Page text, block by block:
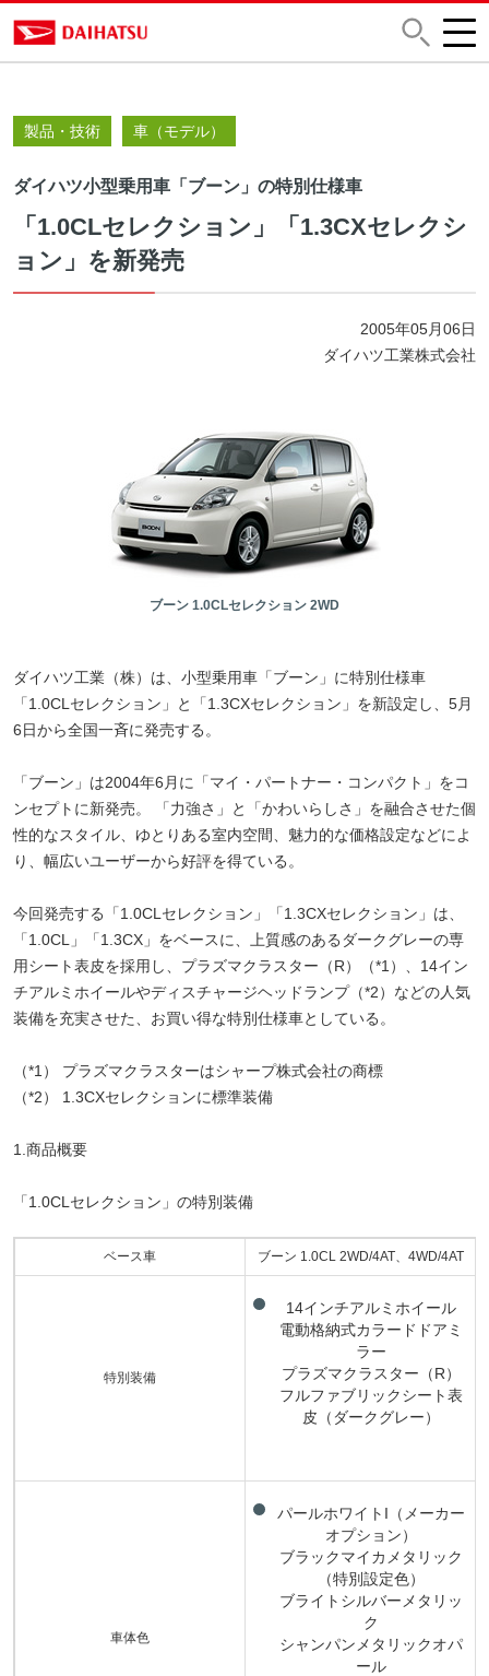
製品・技術 車（モデル）
ダイハツ小型乗用車「ブーン」の特別仕様車
「1.0CLセレクション」「1.3CXセレクシ
ョン」を新発売
2005年05月06日
ダイハツ工業株式会社
ブーン 1.0CLセレクション 2WD
ダイハツ工業（株）は、小型乗用車「ブーン」に特別仕様車
「1.0CLセレクション」と「1.3CXセレクション」を新設定し、5月
6日から全国一斉に発売する。
「ブーン」は2004年6月に「マイ・パートナー・コンパクト」をコ
ンセプトに新発売。 「力強さ」と「かわいらしさ」を融合させた個
性的なスタイル、ゆとりある室内空間、魅力的な価格設定などによ
り、幅広いユーザーから好評を得ている。
今回発売する「1.0CLセレクション」「1.3CXセレクション」は、
「1.0CL」「1.3CX」をベースに、上質感のあるダークグレーの専
用シート表皮を採用し、プラズマクラスター（R）（*1）、14イン
チアルミホイールやディスチャージヘッドランプ（*2）などの人気
装備を充実させた、お買い得な特別仕様車としている。
（*1） プラズマクラスターはシャープ株式会社の商標
（*2） 1.3CXセレクションに標準装備
1.商品概要
「1.0CLセレクション」の特別装備
ベース車 ブーン 1.0CL 2WD/4AT、4WD/4AT
特別装備
14インチアルミホイール
電動格納式カラードドアミ
ラー
プラズマクラスター（R）
フルファブリックシート表
皮（ダークグレー）
車体色
パールホワイトI（メーカー
オプション）
ブラックマイカメタリック
（特別設定色）
ブライトシルバーメタリッ
ク
シャンパンメタリックオパ
ール